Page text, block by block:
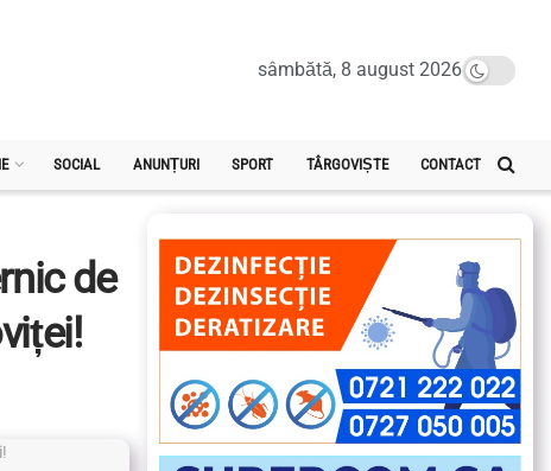
sâmbătă, 8 august 2026
SOCIAL ANUNȚURI SPORT TÂRGOVIȘTE CONTACT
de